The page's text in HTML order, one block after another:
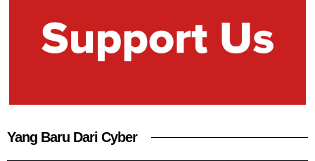
Yang Baru Dari Cyber